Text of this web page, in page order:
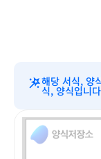
해당 서식, 양
식, 양식입니